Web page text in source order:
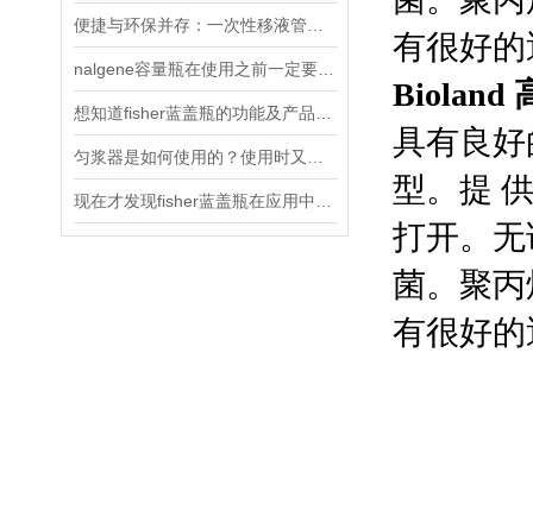
有很好
Bioland
具有良
型。提
打开。
菌。聚
有很好